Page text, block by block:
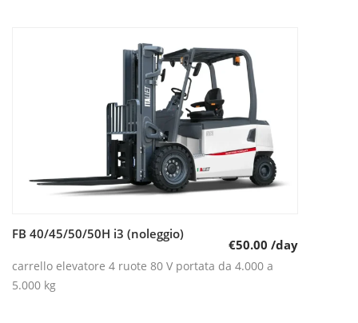
Leggi tutto
FB 40/45/50/50H i3 (noleggio)
€50.00 /day
carrello elevatore 4 ruote 80 V portata da 4.000 a
5.000 kg